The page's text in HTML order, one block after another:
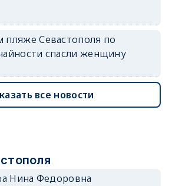
пляже Севастополя по
спасли женщину
все новости
Нина Федоровна